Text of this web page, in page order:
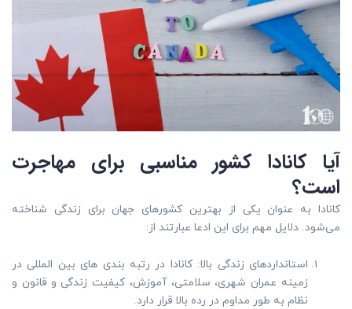
آیا کانادا کشور مناسبی برای مهاجرت
است؟
کانادا به عنوان یکی از بهترین کشورهای جهان برای زندگی شناخته
می‌شود. دلایل مهم برای این ادعا عبارتند از:
استانداردهای زندگی بالا: کانادا در رتبه بندی های بین المللی در
زمینه عمران شهری، سلامتی، آموزش، کیفیت زندگی و قانون و
نظام به طور مداوم در رده بالا قرار دارد.